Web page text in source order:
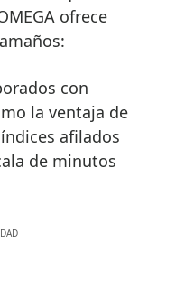
ofrece
con
la ventaja de
afilados
de minutos